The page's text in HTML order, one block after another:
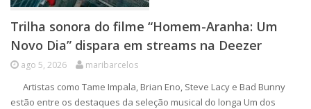
Trilha sonora do filme “Homem-Aranha: Um
Novo Dia” dispara em streams na Deezer
ago 5, 2026 maribarcelos
Artistas como Tame Impala, Brian Eno, Steve Lacy e Bad Bunny
estão entre os destaques da seleção musical do longa Um dos